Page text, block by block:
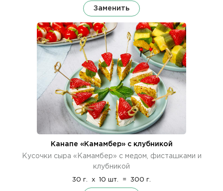
Заменить
Канапе «Камамбер» с клубникой
Кусочки сыра «Камамбер» с медом, фисташками и
клубникой
30 г. x 10 шт. = 300 г.